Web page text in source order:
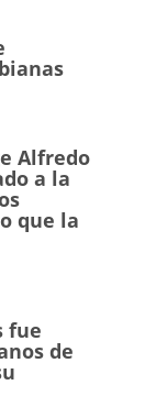
Alfredo
a la
que la
fue
de